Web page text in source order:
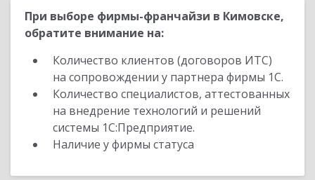
При выборе фирмы-франчайзи в Кимовске,
обратите внимание на:
Количество клиентов (договоров ИТС)
на сопровождении у партнера фирмы 1С.
Количество специалистов, аттестованных
на внедрение технологий и решений
системы 1С:Предприятие.
Наличие у фирмы статуса